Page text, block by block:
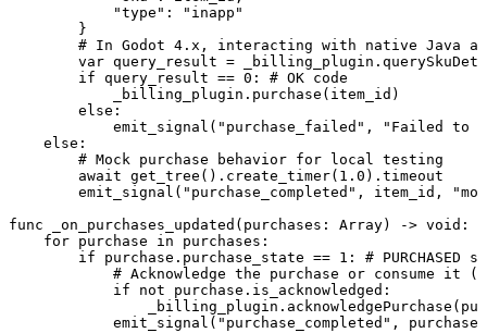
            "type": "inapp"
        }
# In Godot 4.x, interacting with native Java
var query_result =
        if query_result == 0: # OK code
            _billing_plugin.purchase(item_id)
        else:
emit_signal("purchase_failed", "Failed to
    else:
        # Mock purchase behavior for local testing
        await get_tree().create_timer(1.0).timeout
emit_signal("purchase_completed", item_id,
func _on_purchases_updated(purchases: Array) -> void:
    for purchase in purchases:
if purchase.purchase_state == 1: # PURCHASED
# Acknowledge the purchase or consume it
            if not purchase.is_acknowledged:
emit_signal("purchase_completed",